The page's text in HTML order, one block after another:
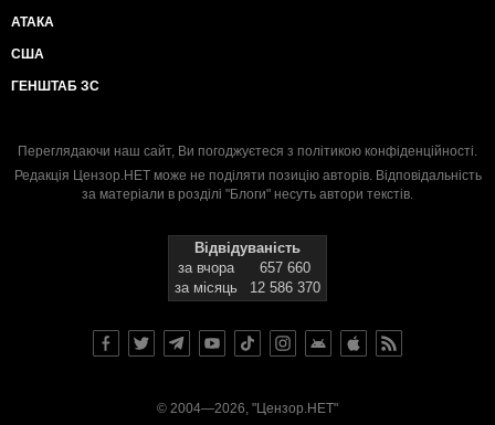
АТАКА
США
ГЕНШТАБ ЗС
Переглядаючи наш сайт, Ви погоджуєтеся з політикою конфіденційності.
Редакція Цензор.НЕТ може не поділяти позицію авторів. Відповідальність
за матеріали в розділі "Блоги" несуть автори текстів.
Відвідуваність
за вчора
657 660
за місяць
12 586 370
© 2004—2026, "Цензор.НЕТ"